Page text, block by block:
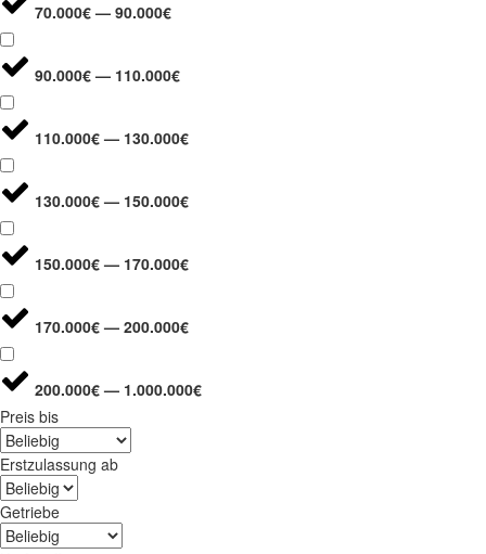
70.000€ — 90.000€
90.000€ — 110.000€
110.000€ — 130.000€
130.000€ — 150.000€
150.000€ — 170.000€
170.000€ — 200.000€
200.000€ — 1.000.000€
Preis bis
Erstzulassung ab
Getriebe